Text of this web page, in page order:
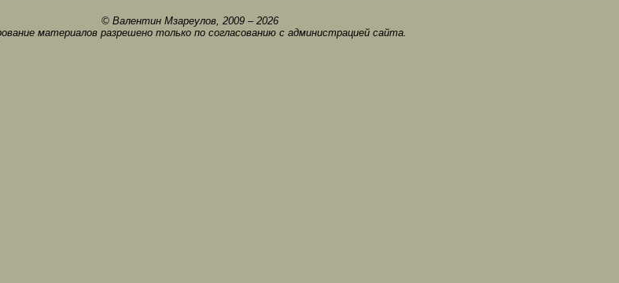
© Валентин Мзареулов, 2009 – 2026
материалов разрешено только по согласованию с администрацией сайта.